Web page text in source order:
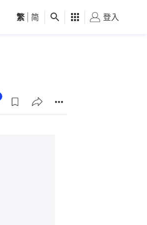
觀點 健康 好食玩飛
繁 简 登入